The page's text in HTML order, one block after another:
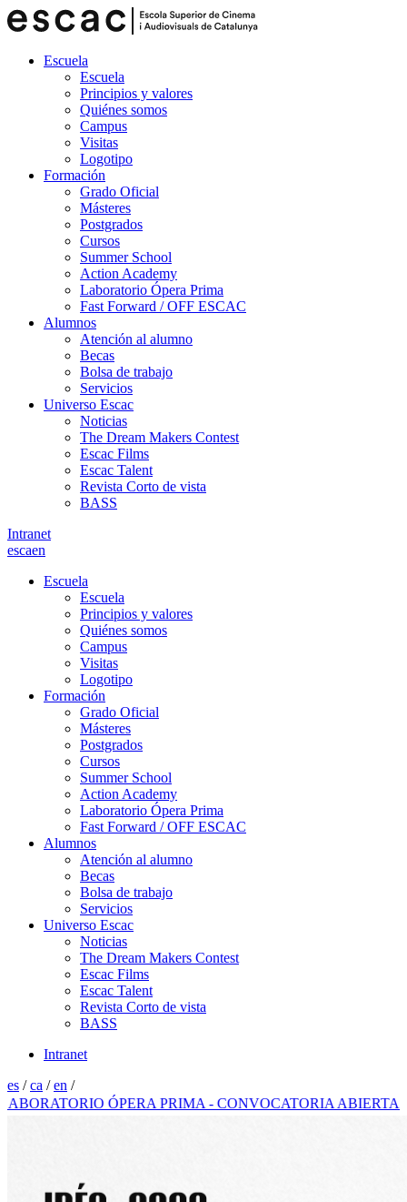
Escuela
Escuela
Principios y valores
Quiénes somos
Campus
Visitas
Logotipo
Formación
Grado Oficial
Másteres
Postgrados
Cursos
Summer School
Action Academy
Laboratorio Ópera Prima
Fast Forward / OFF ESCAC
Alumnos
Atención al alumno
Becas
Bolsa de trabajo
Servicios
Universo Escac
Noticias
The Dream Makers Contest
Escac Films
Escac Talent
Revista Corto de vista
BASS
Intranet
escaen
Escuela
Escuela
Principios y valores
Quiénes somos
Campus
Visitas
Logotipo
Formación
Grado Oficial
Másteres
Postgrados
Cursos
Summer School
Action Academy
Laboratorio Ópera Prima
Fast Forward / OFF ESCAC
Alumnos
Atención al alumno
Becas
Bolsa de trabajo
Servicios
Universo Escac
Noticias
The Dream Makers Contest
Escac Films
Escac Talent
Revista Corto de vista
BASS
Intranet
es /ca /en /
ÓPERA PRIMA - CONVOCATORIA ABIERTA 2026